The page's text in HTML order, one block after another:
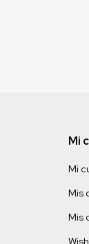
Mi
Mi
Mis
Mis